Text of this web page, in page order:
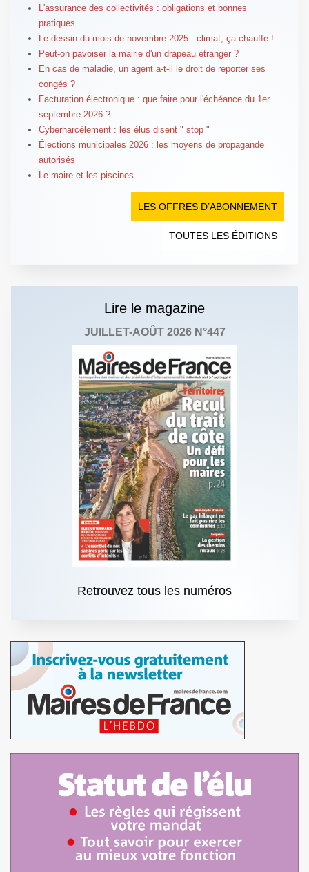
L'assurance des collectivités : obligations et bonnes
pratiques
Le dessin du mois de novembre 2025 : climat, ça chauffe !
Peut-on pavoiser la mairie d'un drapeau étranger ?
En cas de maladie, un agent a-t-il le droit de reporter ses
congés ?
Facturation électronique : que faire pour l'échéance du 1er
septembre 2026 ?
Cyberharcèlement : les élus disent " stop "
Élections municipales 2026 : les moyens de propagande
autorisés
Le maire et les piscines
LES OFFRES D’ABONNEMENT
TOUTES LES ÉDITIONS
Lire le magazine
JUILLET-AOÛT 2026 N°447
Retrouvez tous les numéros